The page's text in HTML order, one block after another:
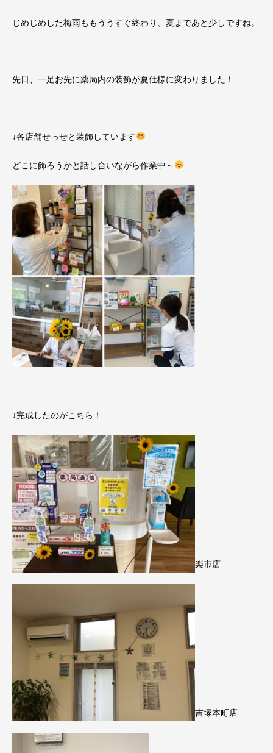
じめじめした梅雨ももううすぐ終わり、夏まであと少しですね。
先日、一足お先に薬局内の装飾が夏仕様に変わりました！
↓各店舗せっせと装飾しています
どこに飾ろうかと話し合いながら作業中～
↓完成したのがこちら！
楽市店
吉塚本町店